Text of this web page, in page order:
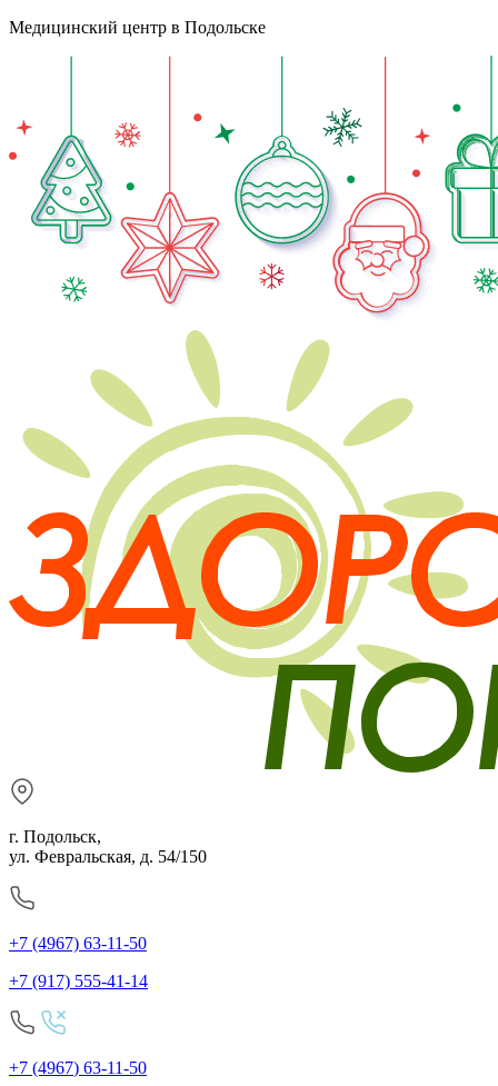
Медицинский центр в Подольске
г. Подольск,
ул. Февральская, д. 54/150
+7 (4967) 63-11-50
+7 (917) 555-41-14
+7 (4967) 63-11-50